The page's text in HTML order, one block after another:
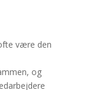
være den
og